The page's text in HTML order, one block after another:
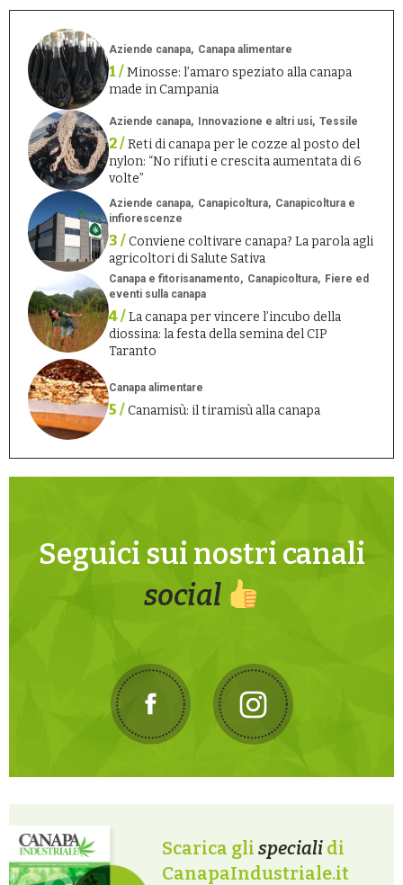
Aziende canapa Canapa alimentare
1 /Minosse: l’amaro speziato alla canapa
made in Campania
Aziende canapa Innovazione e altri usi Tessile
2 /Reti di canapa per le cozze al posto del
nylon: “No rifiuti e crescita aumentata di 6
volte”
Aziende canapa Canapicoltura
Canapicoltura e
infiorescenze
3 /Conviene coltivare canapa? La parola agli
agricoltori di Salute Sativa
Canapa e fitorisanamento Canapicoltura
Fiere ed
eventi sulla canapa
4 /La canapa per vincere l’incubo della
diossina: la festa della semina del CIP
Taranto
Canapa alimentare
5 /Canamisù: il tiramisù alla canapa
Seguici sui nostri canali
social
Scarica gli speciali di
CanapaIndustriale.it